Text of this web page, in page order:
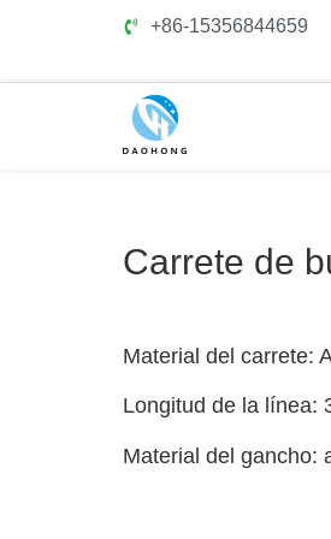
+86-15356844659
Carrete de
Material del carrete:
Longitud de la línea:
Material del gancho: